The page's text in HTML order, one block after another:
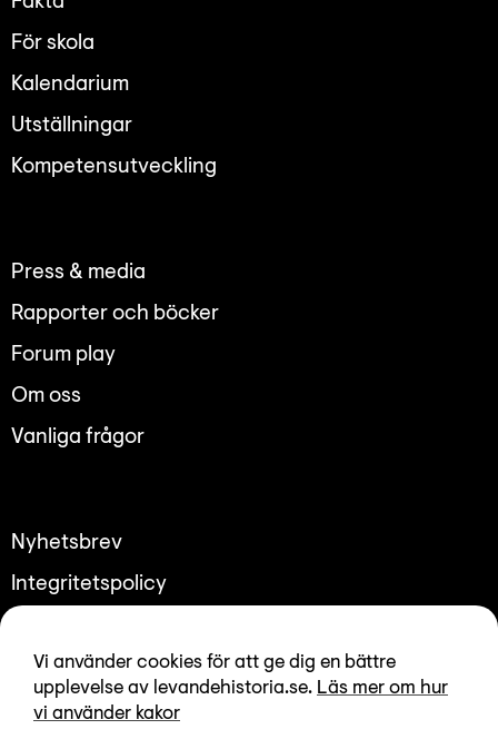
Vi använder cookies för att ge dig en bättre
upplevelse av levandehistoria.se. Läs mer om hur
vi använder kakor
För skola
Kalendarium
Utställningar
Kompetensutveckling
Press & media
Rapporter och böcker
Forum play
Om oss
Vanliga frågor
Nyhetsbrev
Integritetspolicy